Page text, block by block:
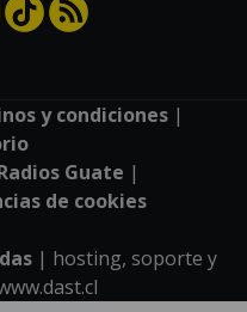
y condiciones|
Guate |
de cookies
| hosting, soporte y